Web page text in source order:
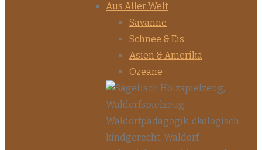
Aus Aller Welt
Savanne
Schnee & Eis
Asien & Amerika
Ozeane